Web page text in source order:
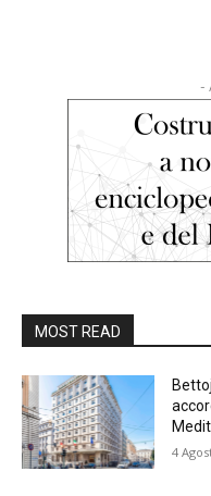
-
MOST READ
4